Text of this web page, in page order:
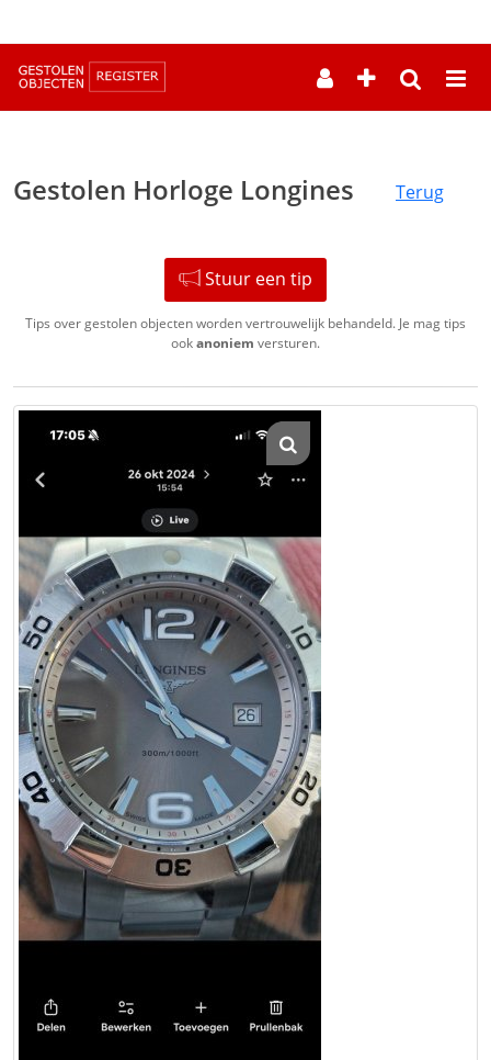
Gestolen Horloge Longines Terug
Stuur een tip
Tips over gestolen objecten worden vertrouwelijk behandeld. Je mag tips
ookanoniem versturen.